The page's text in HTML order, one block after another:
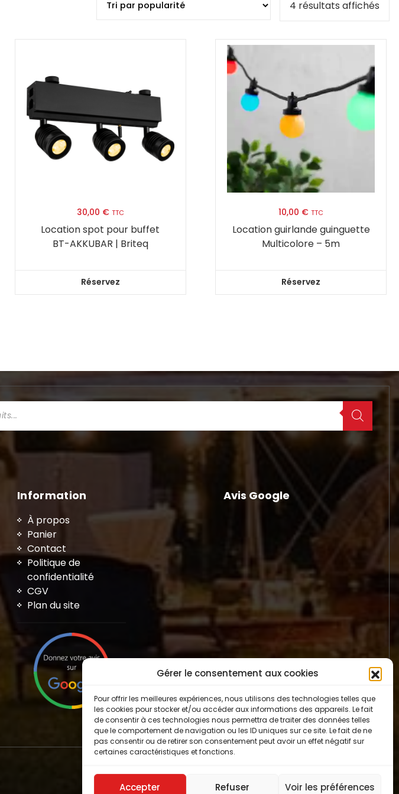
Gérer le consentement aux cookies
Pour offrir les meilleures expériences, nous utilisons des technologies telles que
les cookies pour stocker et/ou accéder aux informations des appareils. Le fait
de consentir à ces technologies nous permettra de traiter des données telles
que le comportement de navigation ou les ID uniques sur ce site. Le fait de ne
pas consentir ou de retirer son consentement peut avoir un effet négatif sur
certaines caractéristiques et fonctions.
Accepter Refuser Voir les préférences
4 résultats affichés
30,00 € TTC
Location spot pour buffet
BT-AKKUBAR | Briteq
Réservez
10,00 € TTC
Location guirlande guinguette
Multicolore – 5m
Réservez
Information
À propos
Panier
Contact
Politique de
confidentialité
CGV
Plan du site
Avis Google